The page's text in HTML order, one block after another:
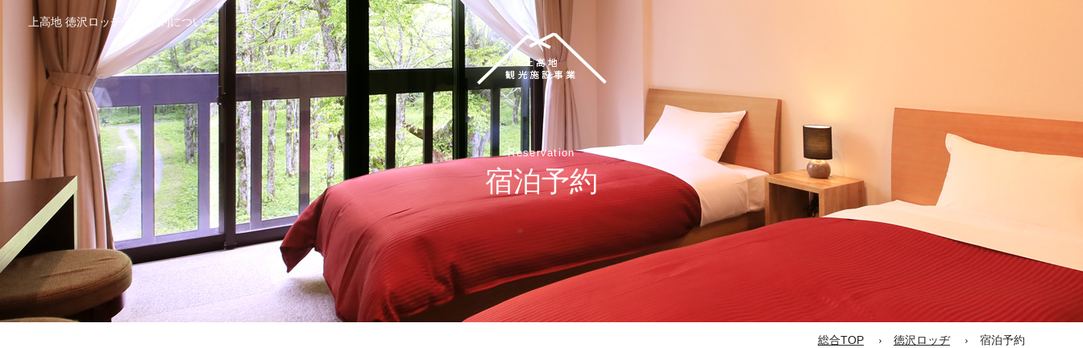
上高地 徳沢ロッヂ 宿泊予約について
Reservation
宿泊予約
総合TOP 徳沢ロッヂ 宿泊予約